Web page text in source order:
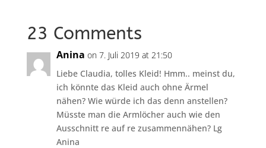
23 Comments
Anina on 7. Juli 2019 at 21:50
Liebe Claudia, tolles Kleid! Hmm.. meinst du,
ich könnte das Kleid auch ohne Ärmel
nähen? Wie würde ich das denn anstellen?
Müsste man die Armlöcher auch wie den
Ausschnitt re auf re zusammennähen? Lg
Anina